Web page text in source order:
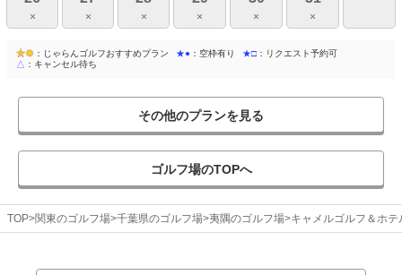
× × × × × ×
：じゃらんゴルフおすすめプラン ★● ：空枠有り ★□ ：リクエスト予約可
△ ：キャンセル待ち
その他のプランを見る
ゴルフ場のTOPへ
TOP 関東のゴルフ場 千葉県のゴルフ場 夷隅のゴルフ場 キャメルゴルフ＆ホテ